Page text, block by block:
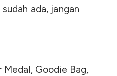
ada, jangan
Goodie Bag,